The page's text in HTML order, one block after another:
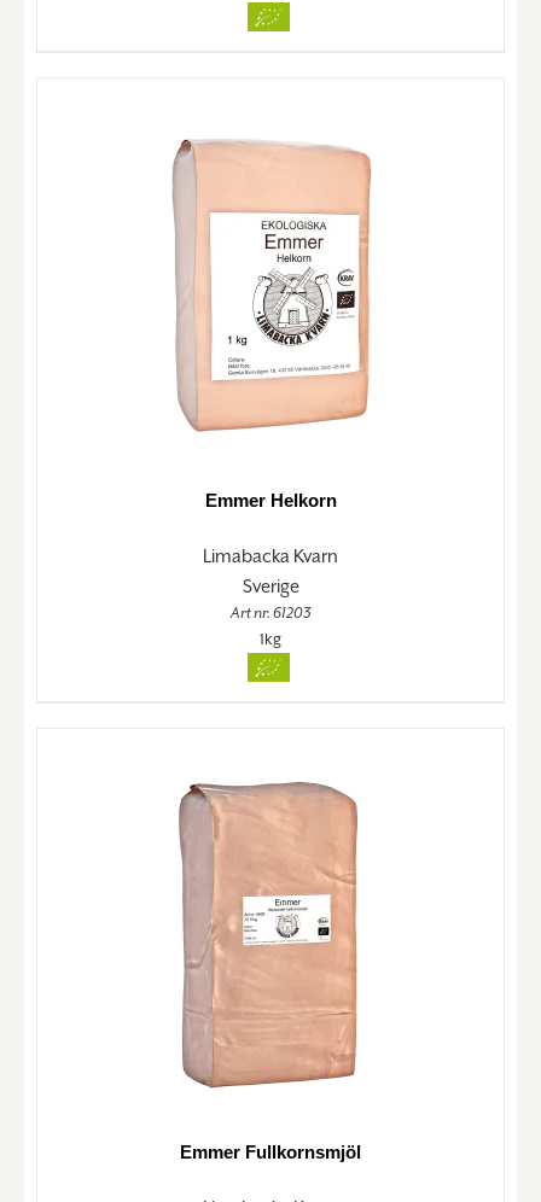
Emmer Helkorn
Limabacka Kvarn
Sverige
Art nr. 61203
1kg
Emmer Fullkornsmjöl